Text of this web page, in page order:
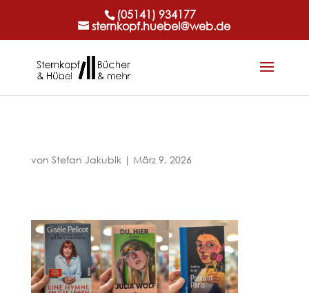
(05141) 934177
sternkopf.huebel@web.de
von Stefan Jakubik| März 9, 2026